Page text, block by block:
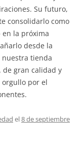
Su futuro,
consolidarlo como
la próxima
desde la
nuestra tienda
, de gran calidad y
por el
el8 de septiembre